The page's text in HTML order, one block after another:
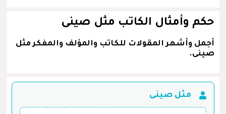
حكم وأمثال الكاتب مثل صينى
أجمل وأشهر المقولات للكاتب والمؤلف والمفكر مثل
صينى.
مثل صينى